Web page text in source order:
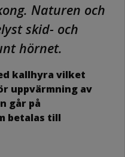
Naturen och
skid- och
hörnet.
kallhyra vilket
uppvärmning av
går på
betalas till